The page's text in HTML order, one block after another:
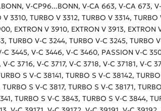
V-CP96...BONN, V-CA 663, V-CA 673,
3310, TURBO V 3312, TURBO V 3314,
EXTRON V 3910, EXTRON V 3913,
TURBO V-C 3244, TURBO V-C 3245,
C 3445, V-C 3446, V-C 3460, PASSION V-C
C 3716, V-C 3717, V-C 3718, V-C 37181, V-
S V-C 38141, TURBO S V-C 38142,
S V-C 3817, TURBO S V-C 38171,
TURBO S V-C 3843, TURBO S V-C 3844,